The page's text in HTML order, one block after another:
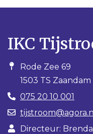
IKC
Rode Zee 69
1503 TS Zaandam
075 20 10 001
Directeur: